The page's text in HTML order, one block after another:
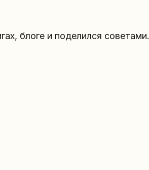
блоге и поделился советами.